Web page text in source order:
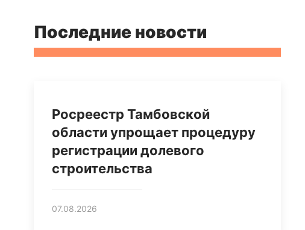
Последние новости
Росреестр Тамбовской
области упрощает процедуру
регистрации долевого
строительства
07.08.2026